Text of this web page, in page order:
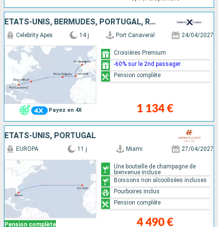
ÉTATS-UNIS, BERMUDES, PORTUGAL, ROYAUME-UNI
Payez en 4X
Celebrity Apex 14 j Port Canaveral 24/04/2027
1 134 €
Croisières Premium
-60% sur le 2nd passager
Pension complète
ÉTATS-UNIS, PORTUGAL
Pension complète
EUROPA 11 j Miami 27/04/2027
4 490 €
Une bouteille de champagne de
bienvenue incluse
Boissons non alcoolisées incluses
Pourboires inclus
Pension complète